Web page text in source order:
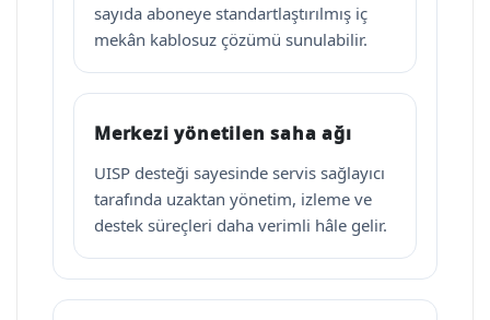
sayıda aboneye standartlaştırılmış iç
mekân kablosuz çözümü sunulabilir.
Merkezi yönetilen saha ağı
UISP desteği sayesinde servis sağlayıcı
tarafında uzaktan yönetim, izleme ve
destek süreçleri daha verimli hâle gelir.